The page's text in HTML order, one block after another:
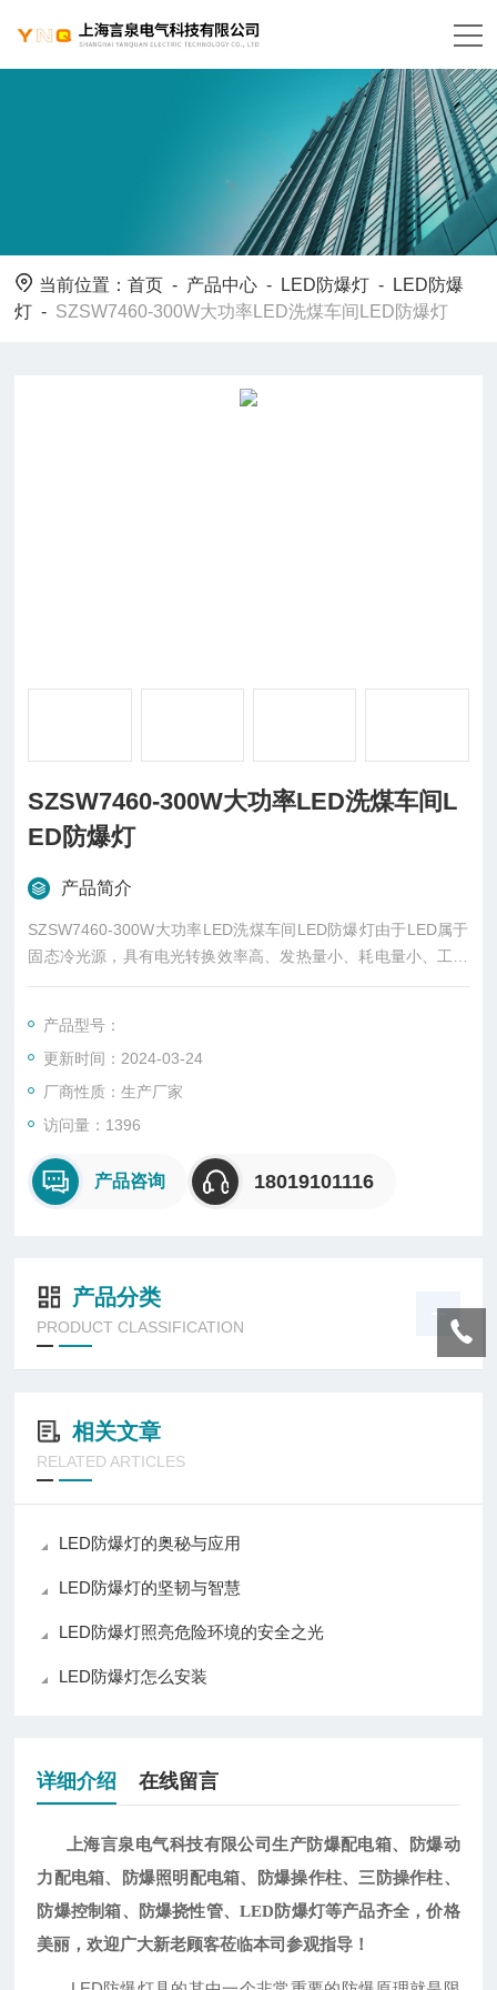
当前位置：首页 - 产品中心 - LED防爆灯 -
LED防爆
灯 - SZSW7460-300W大功率LED洗煤车间LED防爆灯
SZSW7460-300W大功率LED洗煤车间L
ED防爆灯
产品简介
SZSW7460-300W大功率LED洗煤车间LED防爆灯由于LED属于
固态冷光源，具有电光转换效率高、发热量小、耗电量小、工作
电压属安全低电压、使用寿命长等优点，低能耗；因此大功率白
光源。
产品型号：
更新时间：2024-03-24
厂商性质：生产厂家
访问量：1396
产品咨询 18019101116
产品分类
PRODUCT CLASSIFICATION
相关文章
RELATED ARTICLES
LED防爆灯的奥秘与应用
LED防爆灯的坚韧与智慧
LED防爆灯照亮危险环境的安全之光
LED防爆灯怎么安装
详细介绍 在线留言
上海言泉电气科技有限公司生产防爆配电箱、防爆动
力配电箱、防爆照明配电箱、防爆操作柱、三防操作柱、
防爆控制箱、防爆挠性管、LED防爆灯等产品齐全，价格
美丽，欢迎广大新老顾客莅临本司参观指导 ！